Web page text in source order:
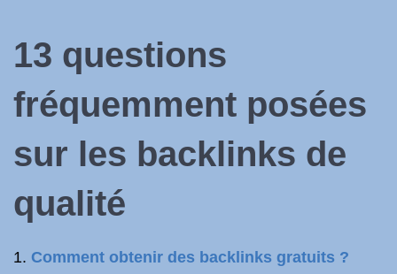
13 questions
fréquemment posées
sur les backlinks de
qualité
Comment obtenir des backlinks gratuits ?